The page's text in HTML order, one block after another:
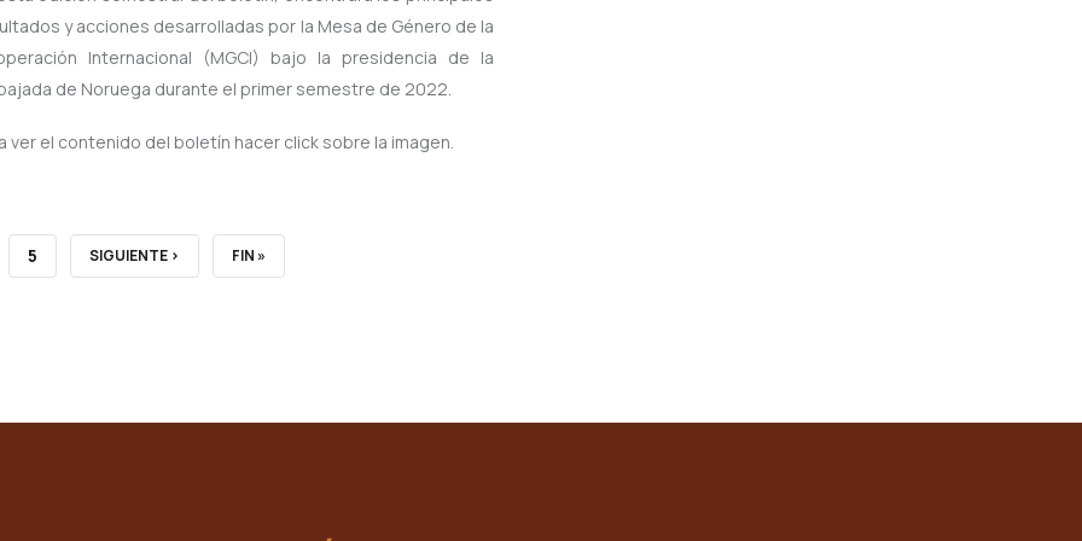
y acciones desarrolladas por la Mesa de Género de la
Internacional (MGCI) bajo la presidencia de la
de Noruega durante el primer semestre de 2022.
ver el contenido del boletín hacer click sobre la imagen.
PAGE
5
NEXT
SIGUIENTE ›
LAST
FIN »